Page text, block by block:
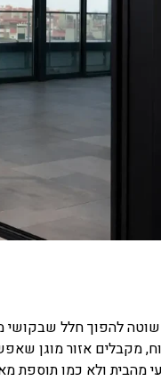
להפוך חלל שבקושי
מקבלים אזור מוגן
מהבית ולא כמו תוספת